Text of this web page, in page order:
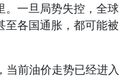
。一旦局势失控，全球
至各国通胀，都可能被
当前油价走势已经进入